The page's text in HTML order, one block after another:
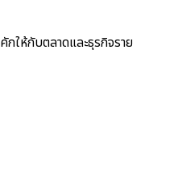
ให้กับตลาดและธุรกิจราย